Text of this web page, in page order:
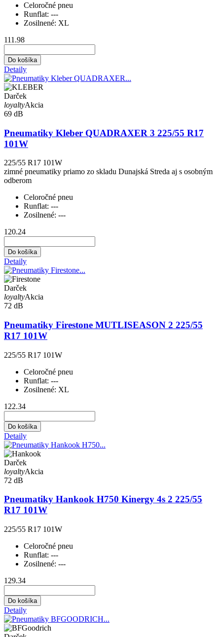
Celoročné pneu
Runflat: ---
Zosilnené: XL
111.98
Do košíka
Detaily
Darček
loyaltyAkcia
69 dB
Pneumatiky Kleber QUADRAXER 3 225/55 R17
101W
225/55 R17 101W
zimné pneumatiky priamo zo skladu Dunajská Streda aj s osobným
odberom
Celoročné pneu
Runflat: ---
Zosilnené: ---
120.24
Do košíka
Detaily
Darček
loyaltyAkcia
72 dB
Pneumatiky Firestone MUTLISEASON 2 225/55
R17 101W
225/55 R17 101W
Celoročné pneu
Runflat: ---
Zosilnené: XL
122.34
Do košíka
Detaily
Darček
loyaltyAkcia
72 dB
Pneumatiky Hankook H750 Kinergy 4s 2 225/55
R17 101W
225/55 R17 101W
Celoročné pneu
Runflat: ---
Zosilnené: ---
129.34
Do košíka
Detaily